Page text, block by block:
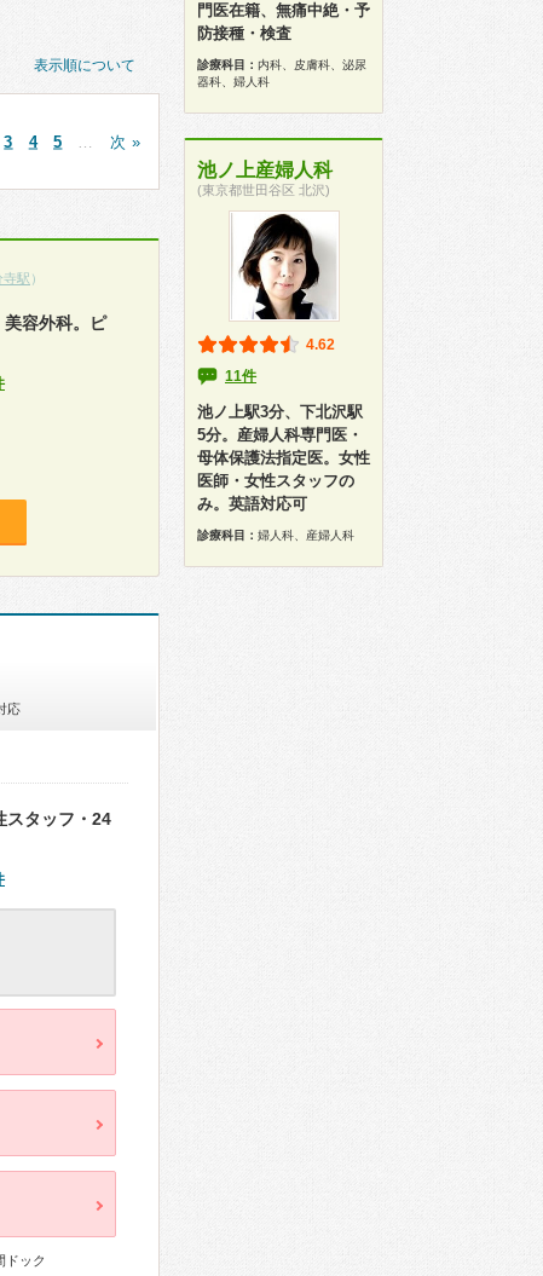
表示順について
3 4 5 次 »
寺駅 ）
容外科。ピ
応
スタッフ・24
ドック
門医在籍、無痛中絶・予
防接種・検査
診療科目： 内科、皮膚科、泌尿
器科、婦人科
池ノ上産婦人科
(東京都世田谷区 北沢)
4.62
11件
池ノ上駅3分、下北沢駅
5分。産婦人科専門医・
母体保護法指定医。女性
医師・女性スタッフの
み。英語対応可
診療科目： 婦人科、産婦人科